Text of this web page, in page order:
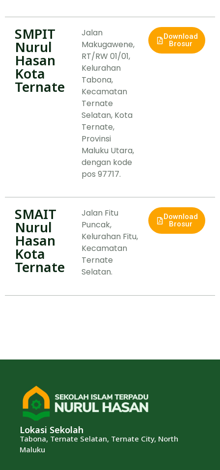
SMPIT
Nurul
Hasan
Kota
Ternate
Jalan
Makugawene,
RT/RW 01/01,
Kelurahan
Tabona,
Kecamatan
Ternate
Selatan, Kota
Ternate,
Provinsi
Maluku Utara,
dengan kode
pos 97717.
Download
Brosur
SMAIT
Nurul
Hasan
Kota
Ternate
Jalan Fitu
Puncak,
Kelurahan Fitu,
Kecamatan
Ternate
Selatan.
Download
Brosur
Lokasi Sekolah
Tabona, Ternate Selatan, Ternate City, North
Maluku